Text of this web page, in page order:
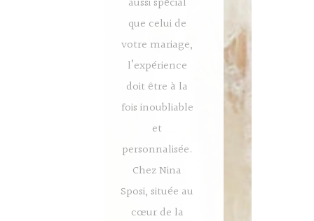
que celui de
votre mariage,
l’expérience
doit être à la
fois inoubliable
et
personnalisée.
Chez Nina
Sposi, située au
cœur de la